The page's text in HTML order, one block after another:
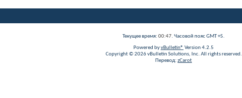
Текущее время: 00:47. Часовой пояс GMT +5.
Powered byvBulletin® Version 4.2.5
Copyright © 2026 vBulletin Solutions, Inc. All rights reserved.
Перевод: zCarot